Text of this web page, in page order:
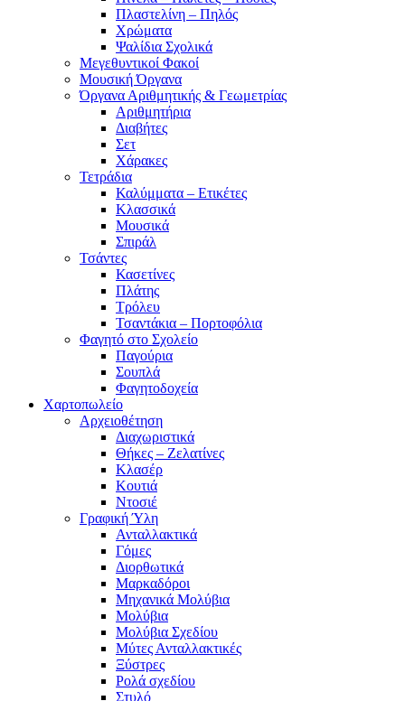
Πλαστελίνη – Πηλός
Χρώματα
Ψαλίδια Σχολικά
Μεγεθυντικοί Φακοί
Μουσική Όργανα
Όργανα Αριθμητικής & Γεωμετρίας
Αριθμητήρια
Διαβήτες
Σετ
Χάρακες
Τετράδια
Καλύμματα – Ετικέτες
Κλασσικά
Μουσικά
Σπιράλ
Τσάντες
Κασετίνες
Πλάτης
Τρόλευ
Τσαντάκια – Πορτοφόλια
Φαγητό στο Σχολείο
Παγούρια
Σουπλά
Φαγητοδοχεία
Χαρτοπωλείο
Αρχειοθέτηση
Διαχωριστικά
Θήκες – Ζελατίνες
Κλασέρ
Κουτιά
Ντοσιέ
Γραφική Ύλη
Ανταλλακτικά
Γόμες
Διορθωτικά
Μαρκαδόροι
Μηχανικά Μολύβια
Μολύβια
Μολύβια Σχεδίου
Μύτες Ανταλλακτικές
Ξύστρες
Ρολά σχεδίου
Στυλό